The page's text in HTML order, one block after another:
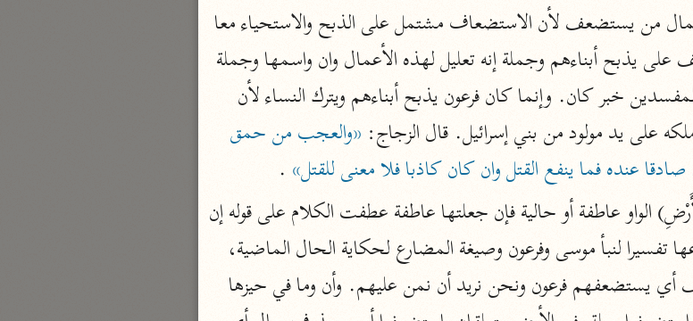
إرشاد العقل السليم
أبو السعود (٩٨٢ هـ)
نحو ٩ مجلدات
الكشاف
الزمخشري (٥٣٨ هـ)
آثار
موسوعة التفسير المأثور
معهد الشاطبي
٢٣ مجلدًا
الدر المنثور
جلال الدين السيوطي (٩١١ هـ)
نحو ١٣ مجلدًا
تفسير القرآن العظيم مسندًا
ابن أبي حاتم الرازي (٣٢٧ هـ)
نحو ١٠ مجلدات
على يد مولود من بني إسرائيل. قال الزجاج:
عنده فما ينفع القتل وان كان كاذبا فلا معنى للقتل» .